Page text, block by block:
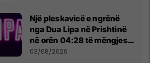
Një pleskavicë e ngrënë
nga Dua Lipa në Prishtinë
në orën 04:28 të mëngjesit
- dhe bota digjitale serbe
03/08/2026